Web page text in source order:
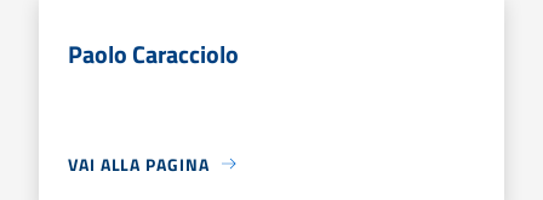
Paolo Caracciolo
VAI ALLA PAGINA